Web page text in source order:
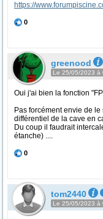
https://
0
greenood
Le 25/05/2023 à
Oui j'ai bien la fonction
Pas forcément envie de
différentiel de la cave en
Du coup il faudrait
étanche) ....
0
tom2440
Le 25/05/2023 à